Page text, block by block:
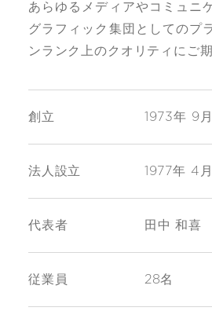
あらゆるメディアやコミュニ
グラフィック集団としてのプ
ンランク上のクオリティにご
創立 1973年 9月
法人設立 1977年 4月
代表者 田中 和喜
従業員 28名